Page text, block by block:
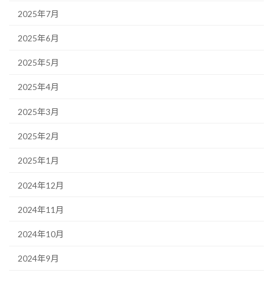
2025年7月
2025年6月
2025年5月
2025年4月
2025年3月
2025年2月
2025年1月
2024年12月
2024年11月
2024年10月
2024年9月